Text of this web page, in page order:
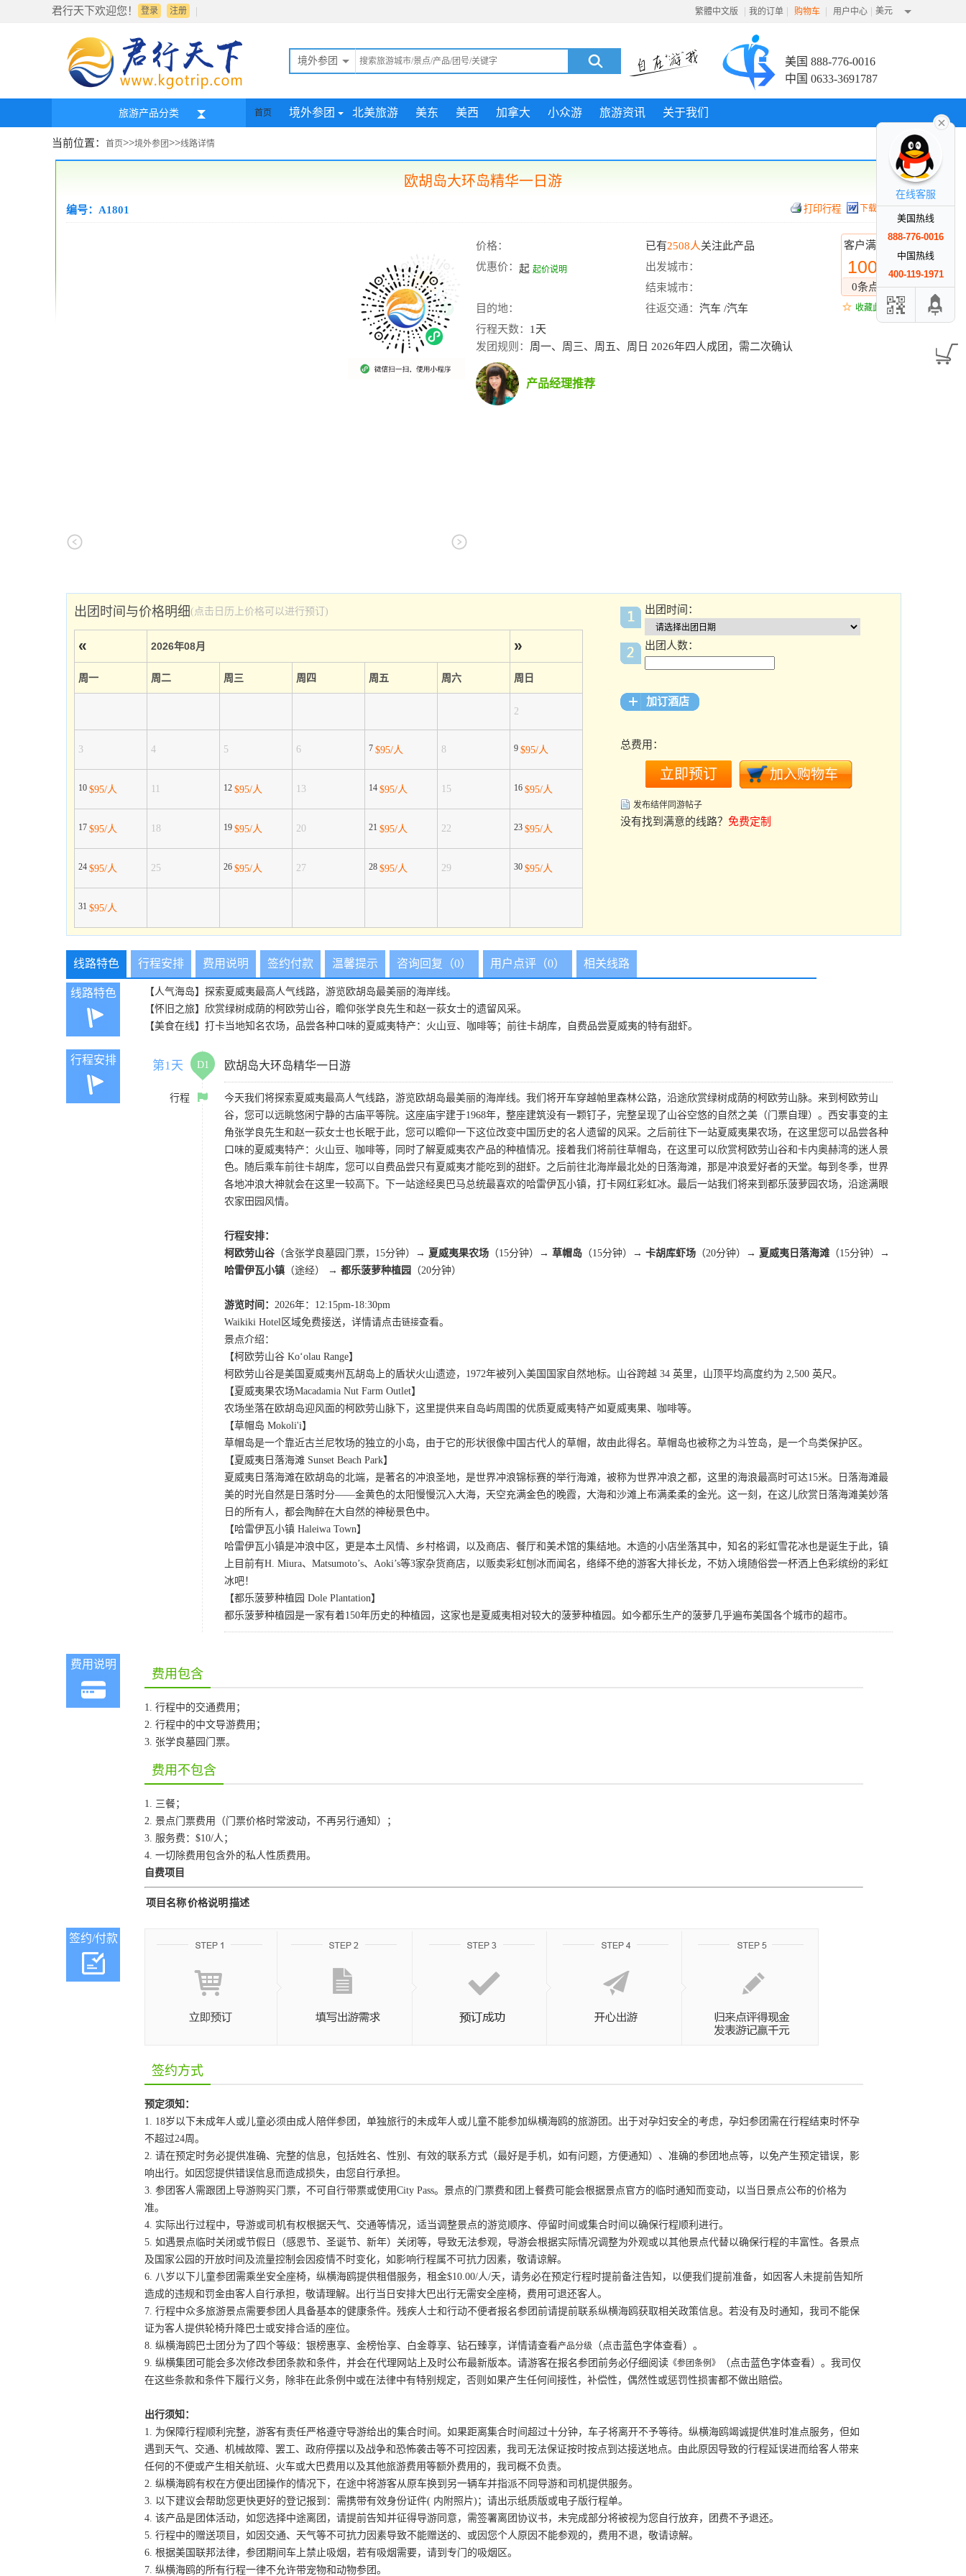
君行天下欢迎您！ 登录 |
注册 繁體中文版 | 我的订单 | 购物车 | 用户中心 | 美元
境外参团
美国 888-776-0016
中国 0633-3691787
旅游产品分类 首页 境外参团 北美旅游 美东 美西 加拿大 小众游 旅游资讯 关于我们
当前位置： 首页>>境外参团>>线路详情
欧胡岛大环岛精华一日游
编号：A1801 下载行程
客户满意度
100%
0条点评
收藏此线路
价格： 已有2508人关注此产品
优惠价： 起 起价说明
出发城市：
结束城市：
目的地：
往返交通： 汽车 /汽车
行程天数： 1天
发团规则： 周一、周三、周五、周日 2026年四人成团，需二次确认
产品经理推荐
出团时间与价格明细(点击日历上价格可以进行预订)
« 2026年08月 »
周一 周二 周三 周四 周五 周六 周日
2
3 4 5 6 7 $95/人 8 9 $95/人
10 $95/人 11 12 $95/人 13 14 $95/人 15 16 $95/人
17 $95/人 18 19 $95/人 20 21 $95/人 22 23 $95/人
24 $95/人 25 26 $95/人 27 28 $95/人 29 30 $95/人
31 $95/人
出团时间：
出团人数：
加订酒店
总费用：
发布结伴同游帖子
没有找到满意的线路？ 免费定制
线路特色 行程安排 费用说明 签约付款 温馨提示 咨询回复（0） 用户点评（0） 相关线路
线路特色
【人气海岛】探索夏威夷最高人气线路，游览欧胡岛最美丽的海岸线。
【怀旧之旅】欣赏绿树成荫的柯欧劳山谷，瞻仰张学良先生和赵一荻女士的遗留风采。
【美食在线】打卡当地知名农场，品尝各种口味的夏威夷特产：火山豆、咖啡等；前往卡胡库，自费品尝夏威夷的特有甜虾。
行程安排 第1天 D1 欧胡岛大环岛精华一日游
行程
今天我们将探索夏威夷最高人气线路，游览欧胡岛最美丽的海岸线。我们将开车穿越帕里森林公路，沿途欣赏绿树成荫的柯欧劳山脉。来到柯欧劳山
谷，您可以远眺悠闲宁静的古庙平等院。这座庙宇建于1968年，整座建筑没有一颗钉子，完整呈现了山谷空悠的自然之美（门票自理）。西安事变的主
角张学良先生和赵一荻女士也长眠于此，您可以瞻仰一下这位改变中国历史的名人遗留的风采。之后前往下一站夏威夷果农场，在这里您可以品尝各种
口味的夏威夷特产：火山豆、咖啡等，同时了解夏威夷农产品的种植情况。接着我们将前往草帽岛，在这里可以欣赏柯欧劳山谷和卡内奥赫湾的迷人景
色。随后乘车前往卡胡库，您可以自费品尝只有夏威夷才能吃到的甜虾。之后前往北海岸最北处的日落海滩，那是冲浪爱好者的天堂。每到冬季，世界
各地冲浪大神就会在这里一较高下。下一站途经奥巴马总统最喜欢的哈雷伊瓦小镇，打卡网红彩虹冰。最后一站我们将来到都乐菠萝园农场，沿途满眼
农家田园风情。
行程安排：
柯欧劳山谷 （含张学良墓园门票，15分钟） → 夏威夷果农场 （15分钟） → 草帽岛 （15分钟） → 卡胡库虾场 （20分钟） → 夏威夷日落海滩 （15分钟）→
哈雷伊瓦小镇 （途经） → 都乐菠萝种植园 （20分钟）
游览时间： 2026年：12:15pm-18:30pm
Waikiki Hotel区域免费接送，详情请点击链接查看。
景点介绍：
【柯欧劳山谷 Koʻolau Range】
柯欧劳山谷是美国夏威夷州瓦胡岛上的盾状火山遗迹，1972年被列入美国国家自然地标。山谷跨越 34 英里，山顶平均高度约为 2,500 英尺。
【夏威夷果农场Macadamia Nut Farm Outlet】
农场坐落在欧胡岛迎风面的柯欧劳山脉下，这里提供来自岛屿周围的优质夏威夷特产如夏威夷果、咖啡等。
【草帽岛 Mokoli'i】
草帽岛是一个靠近古兰尼牧场的独立的小岛，由于它的形状很像中国古代人的草帽，故由此得名。草帽岛也被称之为斗笠岛，是一个鸟类保护区。
【夏威夷日落海滩 Sunset Beach Park】
夏威夷日落海滩在欧胡岛的北端，是著名的冲浪圣地，是世界冲浪锦标赛的举行海滩，被称为世界冲浪之都，这里的海浪最高时可达15米。日落海滩最
美的时光自然是日落时分——金黄色的太阳慢慢沉入大海，天空充满金色的晚霞，大海和沙滩上布满柔柔的金光。这一刻，在这儿欣赏日落海滩美妙落
日的所有人，都会陶醉在大自然的神秘景色中。
【哈雷伊瓦小镇 Haleiwa Town】
哈雷伊瓦小镇是冲浪中区，更是本土风情、乡村格调，以及商店、餐厅和美术馆的集结地。木造的小店坐落其中，知名的彩虹雪花冰也是诞生于此，镇
上目前有H. Miura、Matsumoto’s、Aoki’s等3家杂货商店，以贩卖彩虹刨冰而闻名，络绎不绝的游客大排长龙，不妨入境随俗尝一杯洒上色彩缤纷的彩虹
冰吧！
【都乐菠萝种植园 Dole Plantation】
都乐菠萝种植园是一家有着150年历史的种植园，这家也是夏威夷相对较大的菠萝种植园。如今都乐生产的菠萝几乎遍布美国各个城市的超市。
费用说明
费用包含
1. 行程中的交通费用；
2. 行程中的中文导游费用；
3. 张学良墓园门票。
费用不包含
1. 三餐；
2. 景点门票费用（门票价格时常波动，不再另行通知）；
3. 服务费：$10/人；
4. 一切除费用包含外的私人性质费用。
自费项目
项目名称价格说明 描述
签约/付款
签约方式
预定须知：
1. 18岁以下未成年人或儿童必须由成人陪伴参团，单独旅行的未成年人或儿童不能参加纵横海鸥的旅游团。出于对孕妇安全的考虑，孕妇参团需在行程结束时怀孕
不超过24周。
2. 请在预定时务必提供准确、完整的信息，包括姓名、性别、有效的联系方式（最好是手机，如有问题，方便通知）、准确的参团地点等，以免产生预定错误，影
响出行。如因您提供错误信息而造成损失，由您自行承担。
3. 参团客人需跟团上导游购买门票，不可自行带票或使用City Pass。景点的门票费和团上餐费可能会根据景点官方的临时通知而变动，以当日景点公布的价格为
准。
4. 实际出行过程中，导游或司机有权根据天气、交通等情况，适当调整景点的游览顺序、停留时间或集合时间以确保行程顺利进行。
5. 如遇景点临时关闭或节假日（感恩节、圣诞节、新年）关闭等，导致无法参观，导游会根据实际情况调整为外观或以其他景点代替以确保行程的丰富性。各景点
及国家公园的开放时间及流量控制会因疫情不时变化，如影响行程属不可抗力因素，敬请谅解。
6. 八岁以下儿童参团需乘坐安全座椅，纵横海鸥提供租借服务，租金$10.00/人/天，请务必在预定行程时提前备注告知，以便我们提前准备，如因客人未提前告知所
造成的违规和罚金由客人自行承担，敬请理解。出行当日安排大巴出行无需安全座椅，费用可退还客人。
7. 行程中众多旅游景点需要参团人具备基本的健康条件。残疾人士和行动不便者报名参团前请提前联系纵横海鸥获取相关政策信息。若没有及时通知，我司不能保
证为客人提供轮椅升降巴士或安排合适的座位。
8. 纵横海鸥巴士团分为了四个等级：银榜惠享、金榜怡享、白金尊享、钻石臻享，详情请查看产品分级
（点击蓝色字体查看）。
9. 纵横集团可能会多次修改参团条款和条件，并会在代理网站上及时公布最新版本。请游客在报名参团前务必仔细阅读 《参团条例》
（点击蓝色字体查看）。我司仅
在这些条款和条件下履行义务，除非在此条例中或在法律中有特别规定，否则如果产生任何间接性，补偿性，偶然性或惩罚性损害都不做出赔偿。
出行须知：
1. 为保障行程顺利完整，游客有责任严格遵守导游给出的集合时间。如果距离集合时间超过十分钟，车子将离开不予等待。纵横海鸥竭诚提供准时准点服务，但如
遇到天气、交通、机械故障、罢工、政府停摆以及战争和恐怖袭击等不可控因素，我司无法保证按时按点到达接送地点。由此原因导致的行程延误进而给客人带来
任何的不便或产生相关航班、火车或大巴费用以及其他旅游费用等额外费用的，我司概不负责。
2. 纵横海鸥有权在方便出团操作的情况下，在途中将游客从原车换到另一辆车并指派不同导游和司机提供服务。
3. 以下建议会帮助您更快更好的登记报到：需携带有效身份证件( 内附照片)；请出示纸质版或电子版行程单。
4. 该产品是团体活动，如您选择中途离团，请提前告知并征得导游同意，需签署离团协议书，未完成部分将被视为您自行放弃，团费不予退还。
5. 行程中的赠送项目，如因交通、天气等不可抗力因素导致不能赠送的、或因您个人原因不能参观的，费用不退，敬请谅解。
6. 根据美国联邦法律，参团期间车上禁止吸烟，若有吸烟需要，请到专门的吸烟区。
7. 纵横海鸥的所有行程一律不允许带宠物和动物参团。
在线客服
美国热线
888-776-0016
中国热线
400-119-1971